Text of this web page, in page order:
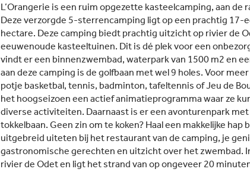
L’Orangerie is een ruim opgezette kasteelcamping, aan de
Deze verzorgde 5-sterrencamping ligt op een prachtig 17-
hectare. Deze camping biedt prachtig uitzicht op rivier de
eeuwenoude kasteeltuinen. Dit is dé plek voor een
vindt er een binnenzwembad, waterpark van 1500 m2 en
aan deze camping is de golfbaan met wel 9 holes. Voor
potje basketbal, tennis, badminton, tafeltennis of Jeu de
het hoogseizoen een actief animatieprogramma waar ze
diverse activiteiten. Daarnaast is er een avonturenpark
tokkelbaan. Geen zin om te koken? Haal een makkelijke hap
uitgebreid uiteten bij het restaurant van de camping, je
gastronomische gerechten en uitzicht over het zwembad.
rivier de Odet en ligt het strand van op ongeveer 20